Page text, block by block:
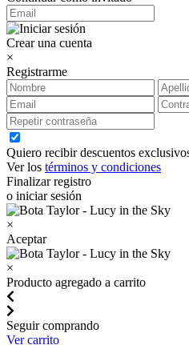
Crear una cuenta
×
Registrarme
Quiero recibir descuentos
Ver los términos y condiciones
Finalizar registro
o iniciar sesión
×
Aceptar
×
Producto agregado a carrito
Seguir comprando
Ver carrito